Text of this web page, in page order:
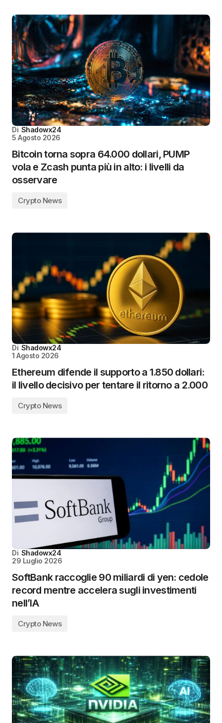
Di Shadowx24
5 Agosto 2026
Bitcoin torna sopra 64.000 dollari, PUMP
vola e Zcash punta più in alto: i livelli da
osservare
Crypto News
Di Shadowx24
1 Agosto 2026
Ethereum difende il supporto a 1.850 dollari:
il livello decisivo per tentare il ritorno a 2.000
Crypto News
Di Shadowx24
29 Luglio 2026
SoftBank raccoglie 90 miliardi di yen: cedole
record mentre accelera sugli investimenti
nell’IA
Crypto News